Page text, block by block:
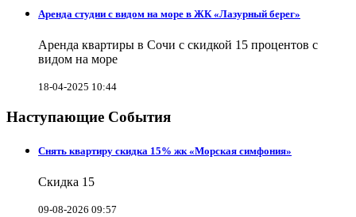
Аренда студии с видом на море в ЖК «Лазурный берег»
Аренда квартиры в Сочи с скидкой 15 процентов с
видом на море
18-04-2025 10:44
Наступающие События
Снять квартиру скидка 15% жк «Морская симфония»
Скидка 15
09-08-2026 09:57